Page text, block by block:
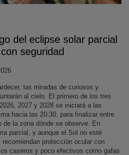
del eclipse solar parcial
seguridad
las miradas de curiosos y
al cielo. El primero de los tres
2027 y 2028 se iniciará a las
hacia las 20:30, para finalizar entre
de la zona dónde se observe. En
parcial, y aunque el Sol no esté
protección ocular con
caseros y poco efectivos como gafas